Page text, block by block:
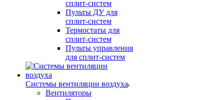
сплит-систем
Пульты ДУ для
сплит-систем
Термостаты для
сплит-систем
Пульты управления
для сплит-систем
Системы вентиляции воздуха
Вентиляторы